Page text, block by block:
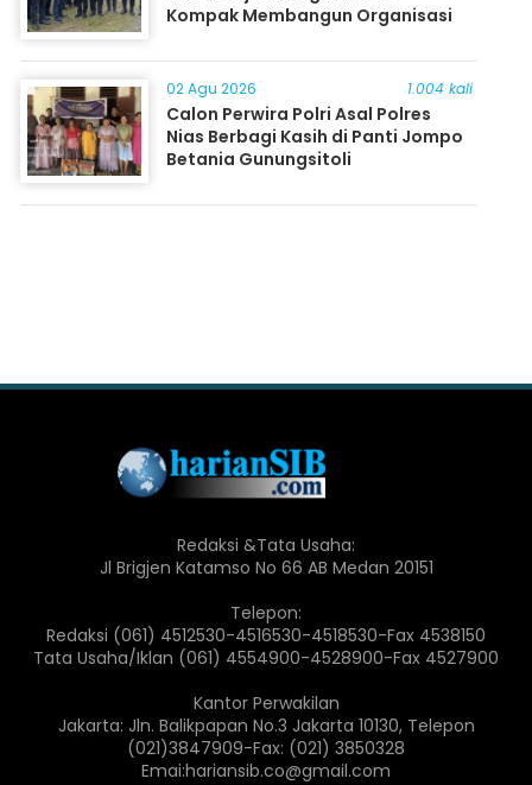
Kompak Membangun Organisasi
02 Agu 2026 1.004 kali
Calon Perwira Polri Asal Polres
Nias Berbagi Kasih di Panti Jompo
Betania Gunungsitoli
Redaksi &Tata Usaha:
Jl Brigjen Katamso No 66 AB Medan 20151
Telepon:
Redaksi (061) 4512530-4516530-4518530-Fax 4538150
Tata Usaha/Iklan (061) 4554900-4528900-Fax 4527900
Kantor Perwakilan
Jakarta: Jln. Balikpapan No.3 Jakarta 10130, Telepon
(021)3847909-Fax: (021) 3850328
Emai:hariansib.co@gmail.com